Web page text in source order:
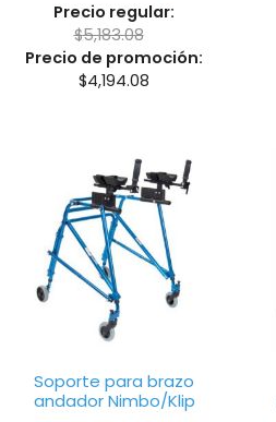
Precio regular:
$5,183.08
Precio de promoción:
$4,194.08
Soporte para brazo
andador Nimbo/Klip